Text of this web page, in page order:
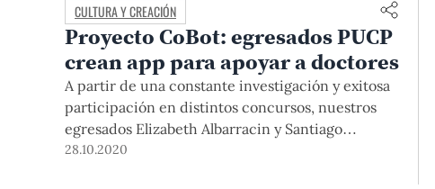
CULTURA Y CREACIÓN
Proyecto CoBot: egresados PUCP
crean app para apoyar a doctores
A partir de una constante investigación y exitosa
participación en distintos concursos, nuestros
egresados Elizabeth Albarracin y Santiago
Velásquez, de Diseño Industrial, y David Fosca, de
28.10.2020